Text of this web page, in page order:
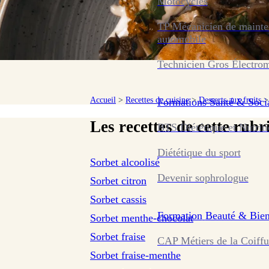
TP Mécanicien de
automobile
Technicien Gros
Formations Santé &
BTS Diététique et
Diététique du sport
Devenir sophrologue
Formation Beauté &
CAP Métiers de la
Accueil > Recettes de cuisine > Desserts aux fruits >
Les recettes de cette
Sorbet alcoolisé
sur 293 avis
Sorbet citron
sur 210 avis
Sorbet cassis
sur 215 avis
Sorbet menthe-chocolat
sur 128 avis
Sorbet fraise
Sorbet fraise-menthe